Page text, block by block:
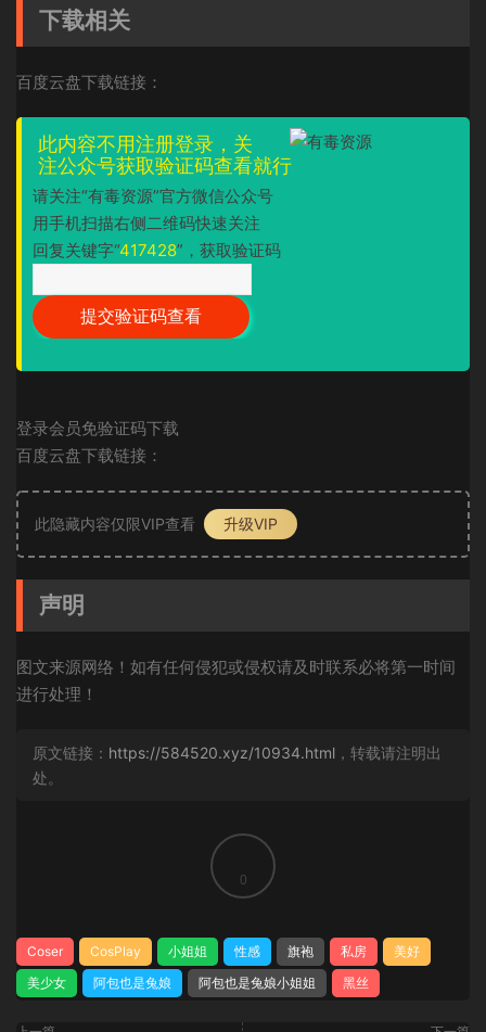
下载相关
百度云盘下载链接：
此内容不用注册登录，关
注公众号获取验证码查看就行
请关注“有毒资源”官方微信公众号
用手机扫描右侧二维码快速关注
回复关键字“417428”，获取验证码
登录会员免验证码下载
百度云盘下载链接：
此隐藏内容仅限VIP查看 升级VIP
声明
图文来源网络！如有任何侵犯或侵权请及时联系必将第一时间
进行处理！
原文链接： https://584520.xyz/10934.html ，转载请注明出
处。
0
Coser CosPlay 小姐姐 性感 旗袍 私房
美好
美少女
阿包也是兔娘 阿包也是兔娘小姐姐 黑丝